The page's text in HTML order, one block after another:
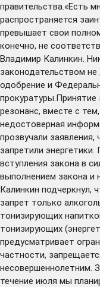
правительства.«Есть
распространяется
превышает свои
конечно, не
Владимир Калинкин.
законодательством
одобрение и
резонанс, вместе с
недостоверная
прозвучали
запретили
вступления закона в
выполнением закона и
Калинкин подчеркнул,
запрет только
тонизирующих
тонизирующих
предусматривает
частности,
несовершеннолетним.
течение июля мы